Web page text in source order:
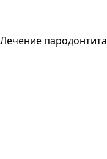
Лечение пародонтита